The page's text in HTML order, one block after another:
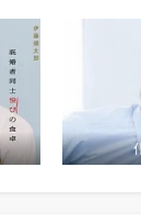
志编辑咲子（苍
的婚姻，但在卷